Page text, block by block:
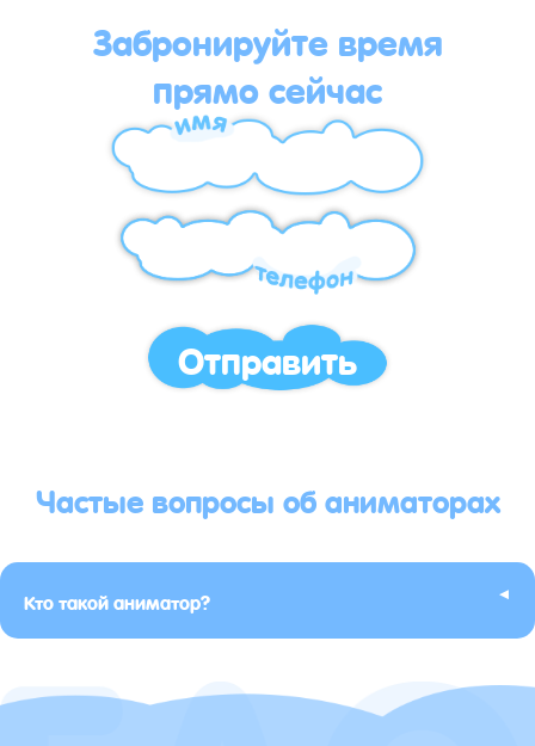
Забронируйте время
прямо сейчас
Отправить
Частые вопросы об аниматорах
Кто такой аниматор? ▸